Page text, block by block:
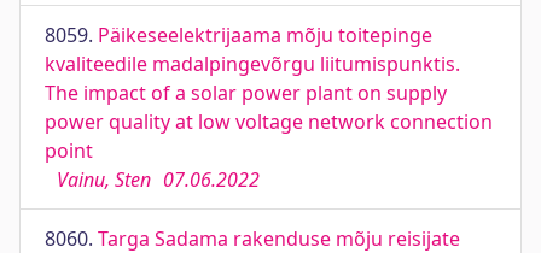
8059. Päikeseelektrijaama mõju toitepinge
kvaliteedile madalpingevõrgu liitumispunktis.
The impact of a solar power plant on supply
power quality at low voltage network connection
point
Vainu, Sten 07.06.2022
8060. Targa Sadama rakenduse mõju reisijate